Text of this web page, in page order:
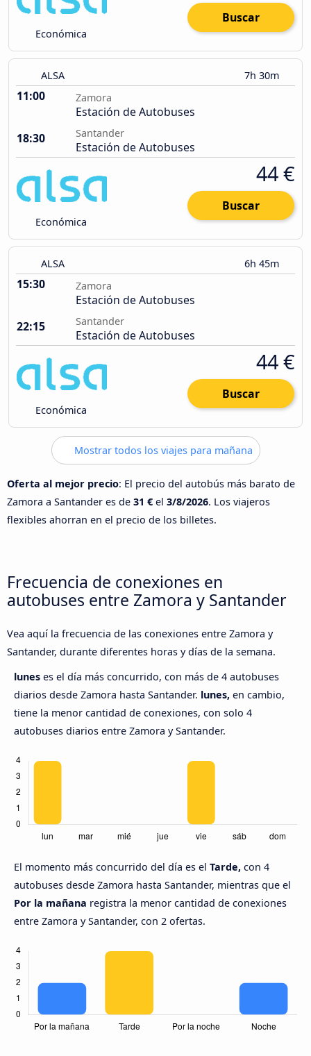
Económica
Buscar
ALSA 7h 30m
11:00 Zamora
Estación de Autobuses
18:30
Santander
Estación de Autobuses
Económica
44 €
Buscar
ALSA 6h 45m
15:30 Zamora
Estación de Autobuses
22:15
Santander
Estación de Autobuses
Económica
44 €
Buscar
Mostrar todos los viajes para mañana
Oferta al mejor precio: El precio del autobús más barato de
Zamora a Santander es de 31 € el 3/8/2026. Los viajeros
flexibles ahorran en el precio de los billetes.
Frecuencia de conexiones en
autobuses entre Zamora y Santander
Vea aquí la frecuencia de las conexiones entre Zamora y
Santander, durante diferentes horas y días de la semana.
lunes es el día más concurrido, con más de 4 autobuses
diarios desde Zamora hasta Santander. lunes, en cambio,
tiene la menor cantidad de conexiones, con solo 4
autobuses diarios entre Zamora y Santander.
El momento más concurrido del día es el Tarde, con 4
autobuses desde Zamora hasta Santander, mientras que el
Por la mañana registra la menor cantidad de conexiones
entre Zamora y Santander, con 2 ofertas.